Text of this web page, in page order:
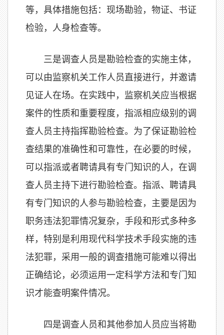
等，具体措施包括：现场勘验，物证、书证
检验，人身检查等。
三是调查人员是勘验检查的实施主体，
可以由监察机关工作人员直接进行，并邀请
见证人在场。在实践中，监察机关应当根据
案件的性质和重要程度，指派相应级别的调
查人员主持指挥勘验检查。为了保证勘验检
查结果的准确性和可靠性，在必要的时候，
可以指派或者聘请具有专门知识的人，在调
查人员主持下进行勘验检查。指派、聘请具
有专门知识的人参与勘验检查，主要是因为
职务违法犯罪情况复杂，手段和形式多种多
样，特别是利用现代科学技术手段实施的违
法犯罪，采用一般的调查措施可能难以得出
正确结论，必须运用一定科学方法和专门知
识才能查明案件情况。
四是调查人员和其他参加人员应当将勘